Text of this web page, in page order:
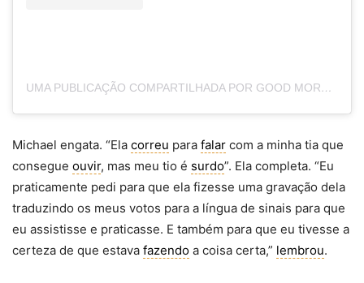
UMA PUBLICAÇÃO COMPARTILHADA POR GOOD MORNING AMERICA (@GOODMORNINGAMERICA)
Michael engata. “Ela correu para falar com a minha tia que
consegue ouvir, mas meu tio é surdo”. Ela completa. “Eu
praticamente pedi para que ela fizesse uma gravação dela
traduzindo os meus votos para a língua de sinais para que
eu assistisse e praticasse. E também para que eu tivesse a
certeza de que estava fazendo a coisa certa,” lembrou.